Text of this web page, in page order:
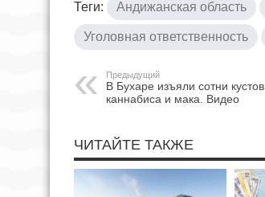
Теги: Андижанская область
Уголовная ответственность
Предыдущий
В Бухаре изъяли сотни кустов
каннабиса и мака. Видео
ЧИТАЙТЕ ТАКЖЕ